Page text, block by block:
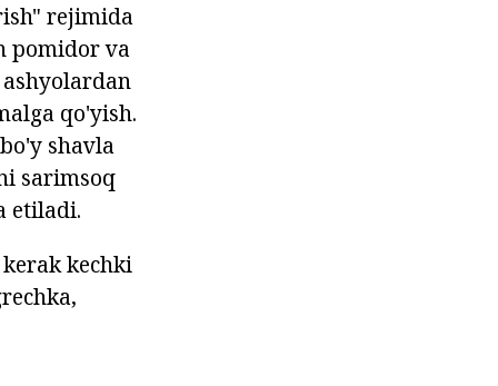
rejimida
pomidor va
qo'yish.
shavla
sarimsoq
etiladi.
kechki